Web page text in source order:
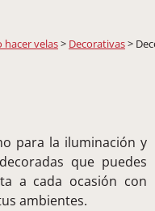
hacer velas> Decorativas>
para la iluminación y
que puedes
a cada ocasión con
ambientes.